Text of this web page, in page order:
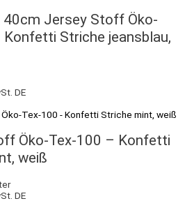
Jersey Stoff Öko-
Striche jeansblau,
DE
Öko-Tex-100 – Konfetti
weiß
DE